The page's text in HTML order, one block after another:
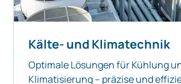
Kälte- und Klimatechnik
Optimale Lösungen für Kühlung
Klimatisierung – präzise und